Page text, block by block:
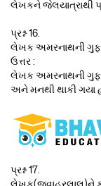
લેખકને જેલયાત્રાથી
પ્રશ્ન 16.
લેખક અમરનાથની ગુફાનાં
ઉત્તર :
લેખક અમરનાથની
અને મનથી થાકી ગયા
પ્રશ્ન 17.